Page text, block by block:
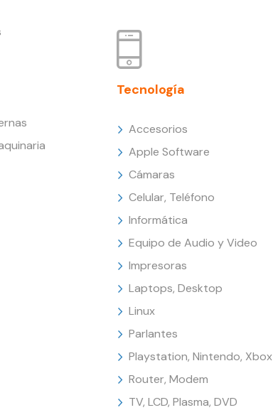
Tecnología
Accesorios
Apple Software
Cámaras
Celular, Teléfono
Informática
Equipo de Audio y Video
Impresoras
Laptops, Desktop
Linux
Parlantes
Playstation, Nintendo, Xbox
Router, Modem
TV, LCD, Plasma, DVD